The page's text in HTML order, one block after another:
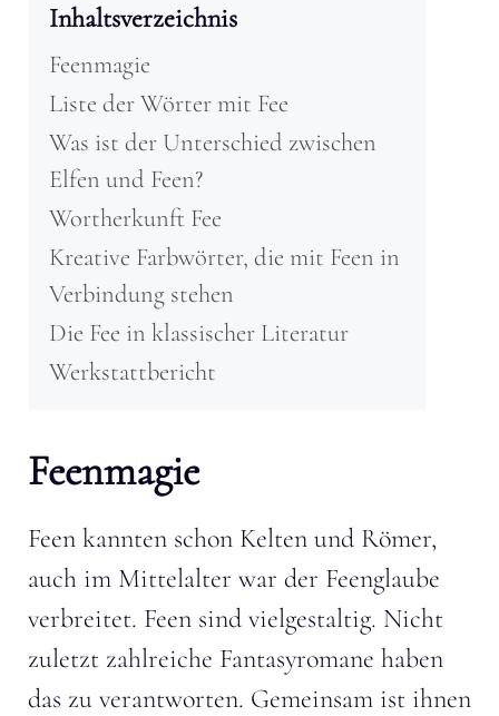
Inhaltsverzeichnis
Feenmagie
Liste der Wörter mit Fee
Was ist der Unterschied zwischen
Elfen und Feen?
Wortherkunft Fee
Kreative Farbwörter, die mit Feen in
Verbindung stehen
Die Fee in klassischer Literatur
Werkstattbericht
Feenmagie
Feen kannten schon Kelten und Römer,
auch im Mittelalter war der Feenglaube
verbreitet. Feen sind vielgestaltig. Nicht
zuletzt zahlreiche Fantasyromane haben
das zu verantworten. Gemeinsam ist ihnen